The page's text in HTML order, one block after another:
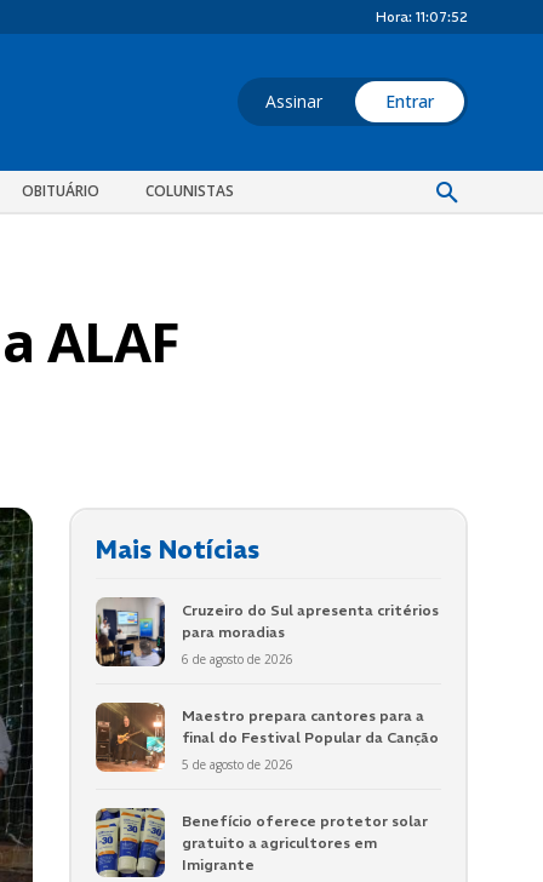
Hora: 11:07:53
Assinar Entrar
OBITUÁRIO COLUNISTAS
ALAF
Mais Notícias
Cruzeiro do Sul apresenta critérios
para moradias
6 de agosto de 2026
Maestro prepara cantores para a
final do Festival Popular da Canção
5 de agosto de 2026
Benefício oferece protetor solar
gratuito a agricultores em
Imigrante